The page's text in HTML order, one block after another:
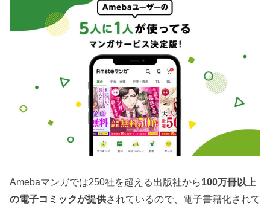
Amebaマンガでは250社を超える出版社から100万冊以上
の電子コミックが提供されているので、電子書籍化されて